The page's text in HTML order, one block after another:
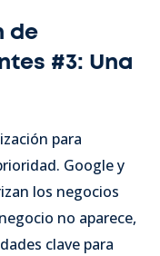
de
#3: Una
para
Google y
los negocios
no aparece,
clave para